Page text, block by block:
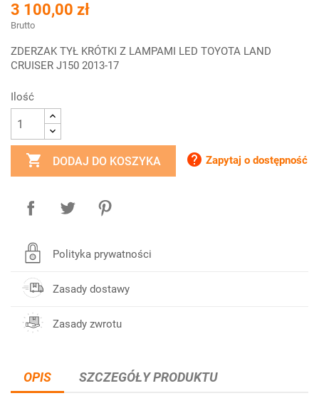
3 100,00 zł
Brutto
ZDERZAK TYŁ KRÓTKI Z LAMPAMI LED TOYOTA LAND
CRUISER J150 2013-17
Ilość
 DODAJ DO KOSZYKA  Zapytaj o dostępność
Polityka prywatności
Zasady dostawy
Zasady zwrotu
OPIS SZCZEGÓŁY PRODUKTU